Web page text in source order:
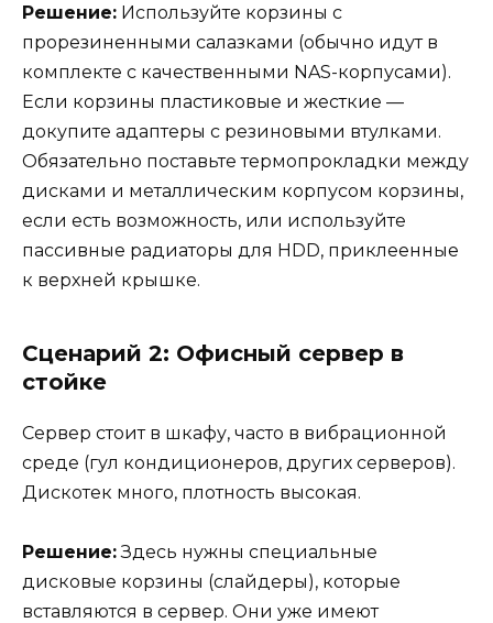
Решение: Используйте корзины с
прорезиненными салазками (обычно идут в
комплекте с качественными NAS-корпусами).
Если корзины пластиковые и жесткие —
докупите адаптеры с резиновыми втулками.
Обязательно поставьте термопрокладки между
дисками и металлическим корпусом корзины,
если есть возможность, или используйте
пассивные радиаторы для HDD, приклеенные
к верхней крышке.
Сценарий 2: Офисный сервер в
стойке
Сервер стоит в шкафу, часто в вибрационной
среде (гул кондиционеров, других серверов).
Дискотек много, плотность высокая.
Решение:Здесь нужны специальные
дисковые корзины (слайдеры), которые
вставляются в сервер. Они уже имеют